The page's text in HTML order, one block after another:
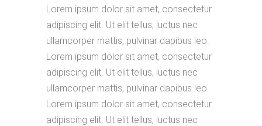
Lorem ipsum dolor sit amet, consectetur
adipiscing elit. Ut elit tellus, luctus nec
ullamcorper mattis, pulvinar dapibus leo.
Lorem ipsum dolor sit amet, consectetur
adipiscing elit. Ut elit tellus, luctus nec
ullamcorper mattis, pulvinar dapibus leo.
Lorem ipsum dolor sit amet, consectetur
adipiscing elit. Ut elit tellus, luctus nec